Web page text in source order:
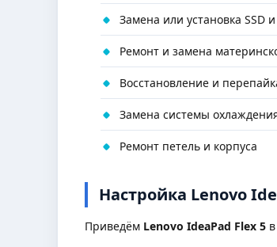
Замена или установка SSD
Ремонт и замена
Восстановление и
Замена системы
Ремонт петель и корпуса
Настройка Lenovo
Приведём Lenovo IdeaPad Flex 5